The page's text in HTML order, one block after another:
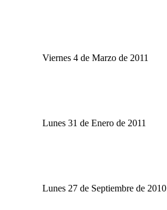
Viernes 4 de Marzo de 2011
Lunes 31 de Enero de 2011
Lunes 27 de Septiembre de 2010